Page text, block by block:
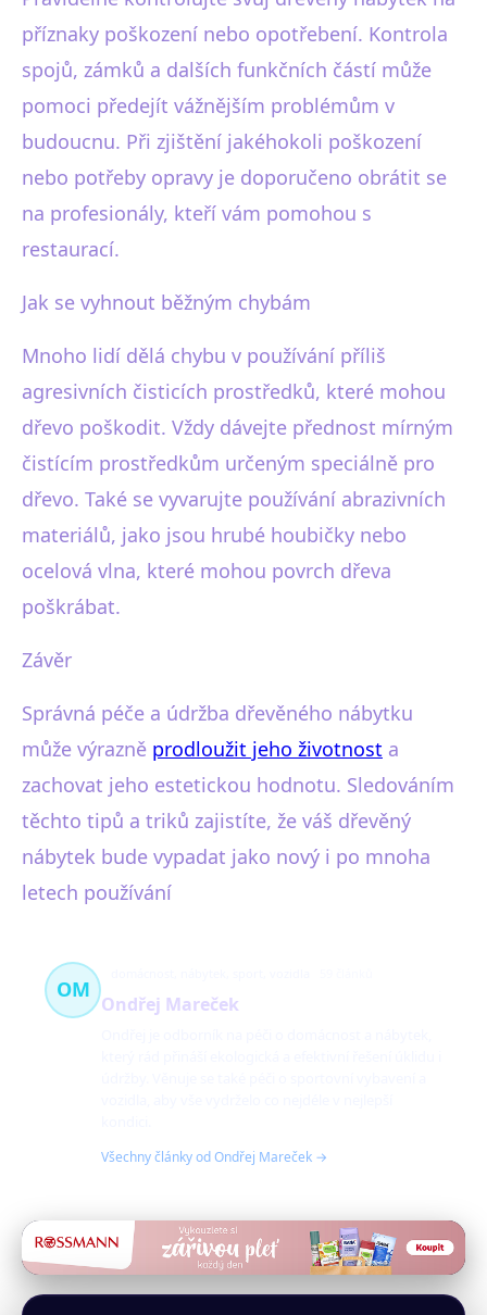
příznaky poškození nebo opotřebení. Kontrola
spojů, zámků a dalších funkčních částí může
pomoci předejít vážnějším problémům v
budoucnu. Při zjištění jakéhokoli poškození
nebo potřeby opravy je doporučeno obrátit se
na profesionály, kteří vám pomohou s
restaurací.
Jak se vyhnout běžným chybám
Mnoho lidí dělá chybu v používání příliš
agresivních čisticích prostředků, které mohou
dřevo poškodit. Vždy dávejte přednost mírným
čistícím prostředkům určeným speciálně pro
dřevo. Také se vyvarujte používání abrazivních
materiálů, jako jsou hrubé houbičky nebo
ocelová vlna, které mohou povrch dřeva
poškrábat.
Závěr
Správná péče a údržba dřevěného nábytku
může výrazně prodloužit jeho životnost a
zachovat jeho estetickou hodnotu. Sledováním
těchto tipů a triků zajistíte, že váš dřevěný
nábytek bude vypadat jako nový i po mnoha
letech používání
OM
Ondřej Mareček
Všechny články od Ondřej Mareček →